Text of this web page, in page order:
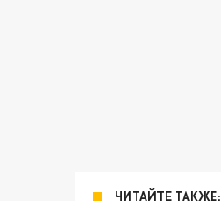
ЧИТАЙТЕ ТАКЖЕ: